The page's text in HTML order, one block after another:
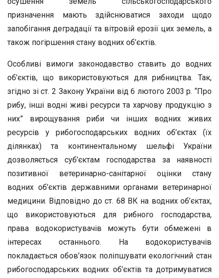
призначення мають здійснюватися заходи щодо
запобігання деградації та вітровій еро­зії цих земель, а
також погіршення стану водних об’єктів.
Особливі вимоги законодавство ставить до водних
об’єктів, що використовуються для рибництва. Так,
згідно зі ст. 2 Закону Укра­їни від 6 лютого 2003 р. “Про
рибу, інші водні живі ресурси та хар­чову продукцію з
них” вирощування риби чи інших водних живих
ресурсів у рибогосподарських водних об’єктах (їх
ділянках) та кон­тинентальному шельфі України
дозволяється суб’єктам господарс­тва за наявності
позитивної ветеринарно-санітарної оцінки стану
водних об’єктів державними органами ветеринарної
медицини. Відповідно до ст. 68 ВК на водних об’єктах,
що використовуються для рибного господарства,
права водокористувачів можуть бути об­межені в
інтересах останнього. На водокористувачів
покладається обов’язок поліпшувати екологічний стан
рибогосподарських вод­них об’єктів та дотримуватися